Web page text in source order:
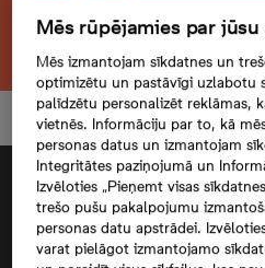
Meklēt citu dzīvokli
Mēs rūpējamies par
Mēs izmantojam sīkdatnes un
optimizētu un pastāvīgi uzlabotu
palīdzētu personalizēt reklāmas,
vietnēs. Informāciju par to, kā
personas datus un izmantojam
Integritātes paziņojumā un
Izvēloties „Pieņemt visas
trešo pušu pakalpojumu
personas datu apstrādei.
varat pielāgot izmantojamo